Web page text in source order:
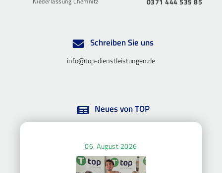
Schreiben Sie uns
info@top-dienstleistungen.de
Neues von TOP
06. August 2026